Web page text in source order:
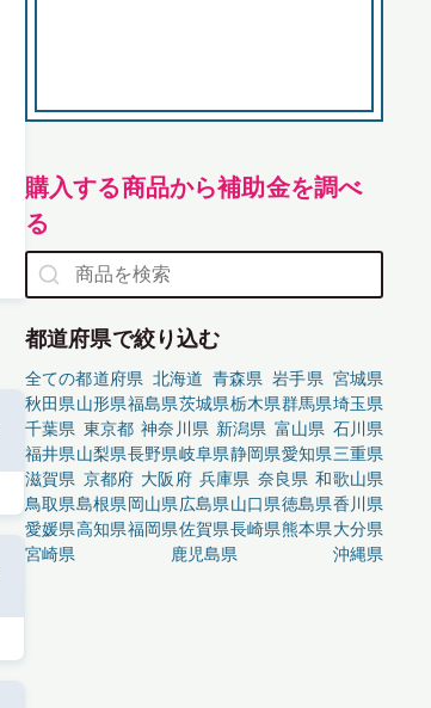
購入する商品から補助金を調べ
る
都道府県で絞り込む
全ての都道府県 北海道 青森県 岩手県 宮城県
秋田県山形県福島県茨城県栃木県群馬県埼玉県
千葉県 東京都 神奈川県 新潟県 富山県 石川県
福井県山梨県長野県岐阜県静岡県愛知県三重県
滋賀県 京都府 大阪府 兵庫県 奈良県 和歌山県
鳥取県島根県岡山県広島県山口県徳島県香川県
愛媛県高知県福岡県佐賀県長崎県熊本県大分県
宮崎県
鹿児島県 沖縄県